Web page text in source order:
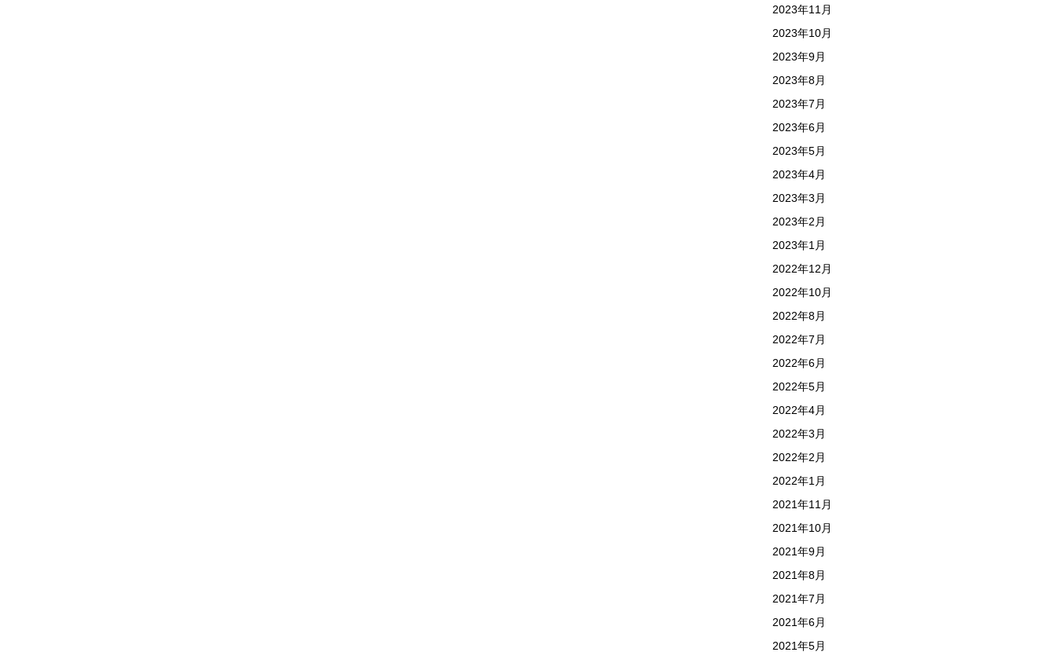
2023年11月
2023年10月
2023年9月
2023年8月
2023年7月
2023年6月
2023年5月
2023年4月
2023年3月
2023年2月
2023年1月
2022年12月
2022年10月
2022年8月
2022年7月
2022年6月
2022年5月
2022年4月
2022年3月
2022年2月
2022年1月
2021年11月
2021年10月
2021年9月
2021年8月
2021年7月
2021年6月
2021年5月